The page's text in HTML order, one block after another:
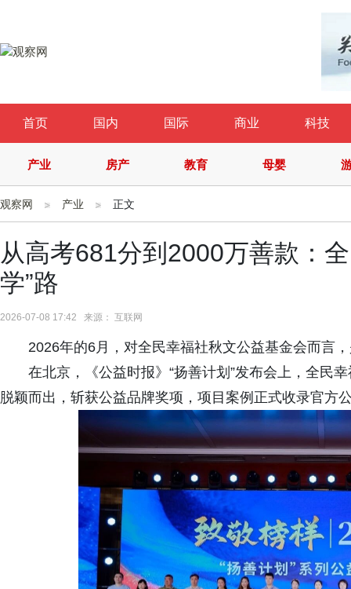
首页 国内 国际 商业 科技
产业 房产 教育 母婴
观察网 产业 正文
从高考681分到2000万善款：
学”路
2026-07-08 17:42 来源： 互联网
2026年的6月，对全民幸福社秋文公益基金会而言
在北京，《公益时报》“扬善计划”发布会上，全民
脱颖而出，斩获公益品牌奖项，项目案例正式收录官方